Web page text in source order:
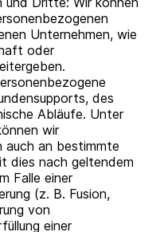
Unternehmen, wie
oder
des
Abläufe. Unter
wir
auch an bestimmte
dies nach geltendem
Falle einer
(z. B. Fusion,
von
einer